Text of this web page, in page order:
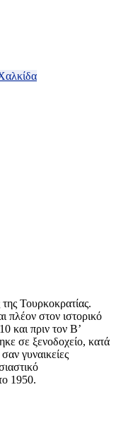
της Τουρκοκρατίας.
πλέον στον ιστορικό
και πριν τον Β’
σε ξενοδοχείο, κατά
γυναικείες
1950.